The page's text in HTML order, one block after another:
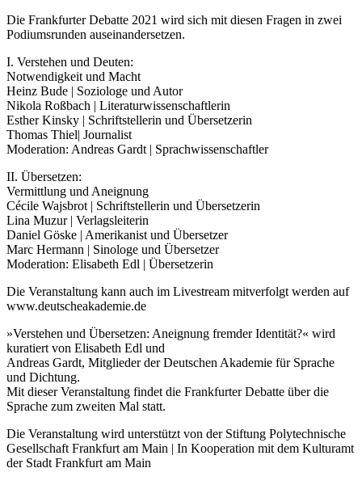
Die Frankfurter Debatte 2021 wird sich mit diesen Fragen in zwei
Podiumsrunden auseinandersetzen.
I. Verstehen und Deuten:
Notwendigkeit und Macht
Heinz Bude | Soziologe und Autor
Nikola Roßbach | Literaturwissenschaftlerin
Esther Kinsky | Schriftstellerin und Übersetzerin
Thomas Thiel| Journalist
Moderation: Andreas Gardt | Sprachwissenschaftler
II. Übersetzen:
Vermittlung und Aneignung
Cécile Wajsbrot | Schriftstellerin und Übersetzerin
Lina Muzur | Verlagsleiterin
Daniel Göske | Amerikanist und Übersetzer
Marc Hermann | Sinologe und Übersetzer
Moderation: Elisabeth Edl | Übersetzerin
Die Veranstaltung kann auch im Livestream mitverfolgt werden auf
www.deutscheakademie.de
»Verstehen und Übersetzen: Aneignung fremder Identität?« wird
kuratiert von Elisabeth Edl und
Andreas Gardt, Mitglieder der Deutschen Akademie für Sprache
und Dichtung.
Mit dieser Veranstaltung findet die Frankfurter Debatte über die
Sprache zum zweiten Mal statt.
Die Veranstaltung wird unterstützt von der Stiftung Polytechnische
Gesellschaft Frankfurt am Main | In Kooperation mit dem Kulturamt
der Stadt Frankfurt am Main